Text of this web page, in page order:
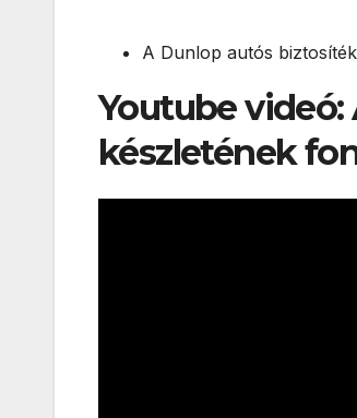
A Dunlop autós
Youtube
készletének